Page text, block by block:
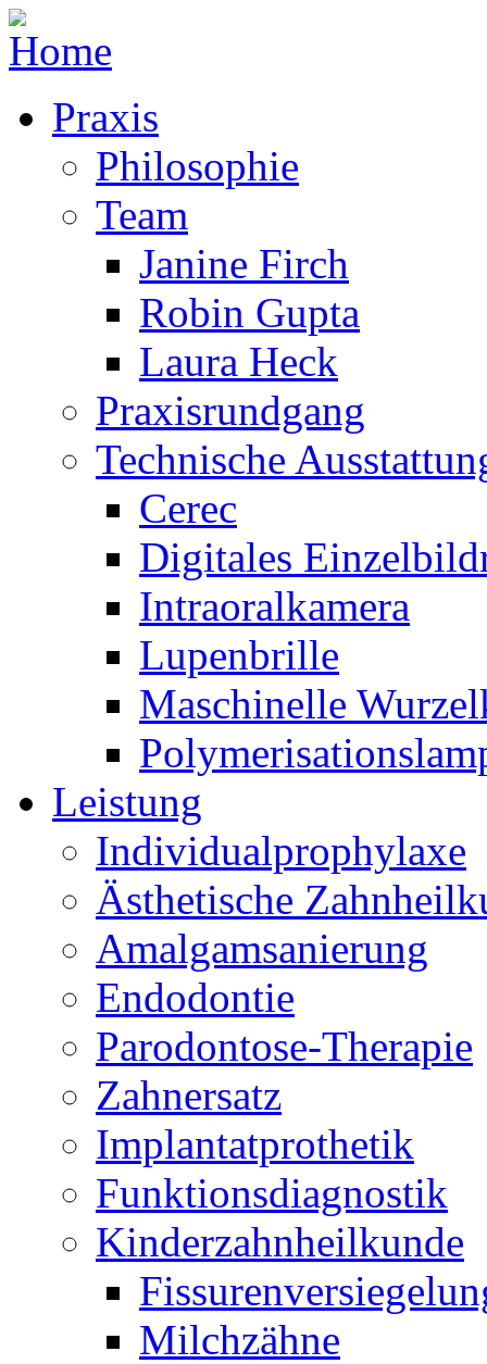
Praxis
Philosophie
Team
Janine Firch
Robin Gupta
Laura Heck
Praxisrundgang
Technische
Cerec
Digitales
Intraoralkamera
Lupenbrille
Maschinelle
Leistung
Individualprophylaxe
Ästhetische
Amalgamsanierung
Endodontie
Parodontose-Therapie
Zahnersatz
Implantatprothetik
Funktionsdiagnostik
Kinderzahnheilkunde
Milchzähne